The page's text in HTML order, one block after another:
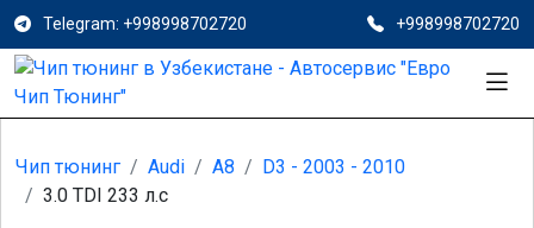
Telegram: +998998702720 +998998702720
Чип тюнинг Audi A8
D3 - 2003 - 2010
3.0 TDI 233 л.с